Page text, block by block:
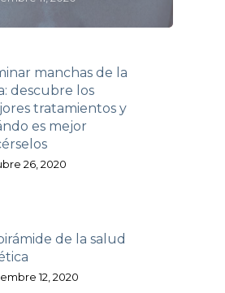
manchas de la
descubre los
tratamientos y
es mejor
26, 2020
de la salud
12, 2020